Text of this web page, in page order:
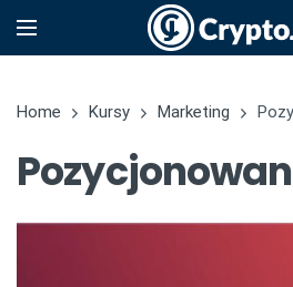
Home Kursy Marketing